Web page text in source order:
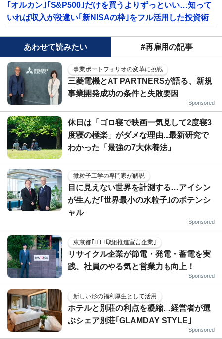
｢オルカン｣｢S&P500｣だけを買うよりずっといい…知って
いれば収入が段違い｢新NISAの枠｣をフル活用した投資術
あわせて読みたい #再雇用の記事
事業ポートフォリオの変革に挑戦
三菱電機とAT PARTNERSが語る、新規
事業開発成功の条件と失敗要因
Sponsored
休日は「ゴロ寝で映画一気見して2度寝3
度寝の極楽」がダメな理由...最新研究で
わかった「最強の7大休養法」
微粒子工学の専門家が解説
目に見えない世界を計測する…アイシン
が生んだ｢世界最小の水粒子｣のポテンシ
ャル
Sponsored
東京都｢HTT取組推進宣言企業｣
リサイクル企業が節電・発電・蓄電を実
践、社員のやる気と営業力も向上！
Sponsored
新しい形の福利厚生として活用
ホテルと別荘の利点を凝縮…経営者が選
ぶシェア別荘｢GLAMDAY STYLE｣
Sponsored